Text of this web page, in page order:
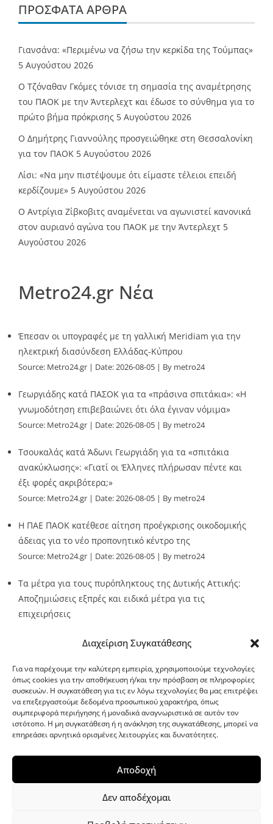
Διαχείριση Συγκατάθεσης
Για να παρέχουμε την καλύτερη εμπειρία, χρησιμοποιούμε τεχνολογίες
όπως cookies για την αποθήκευση ή/και την πρόσβαση σε πληροφορίες
συσκευών. Η συγκατάθεση για τις εν λόγω τεχνολογίες θα μας επιτρέψει
να επεξεργαστούμε δεδομένα προσωπικού χαρακτήρα, όπως
συμπεριφορά περιήγησης ή μοναδικά αναγνωριστικά σε αυτόν τον
ιστότοπο. Η μη συγκατάθεση ή η ανάκληση της συγκατάθεσης, μπορεί να
επηρεάσει αρνητικά ορισμένες λειτουργίες και δυνατότητες.
Αποδοχή
Δεν αποδέχομαι
ΠΡΌΣΦΑΤΑ ΆΡΘΡΑ
Γιανσάνα: «Περιμένω να ζήσω την κερκίδα της Τούμπας»
5 Αυγούστου 2026
Ο Τζόναθαν Γκόμες τόνισε τη σημασία της αναμέτρησης
του ΠΑΟΚ με την Άντερλεχτ και έδωσε το σύνθημα για το
πρώτο βήμα πρόκρισης 5 Αυγούστου 2026
Ο Δημήτρης Γιαννούλης προσγειώθηκε στη Θεσσαλονίκη
για τον ΠΑΟΚ 5 Αυγούστου 2026
Λίσι: «Να μην πιστέψουμε ότι είμαστε τέλειοι επειδή
κερδίζουμε» 5 Αυγούστου 2026
Ο Αντρίγια Ζίβκοβιτς αναμένεται να αγωνιστεί κανονικά
στον αυριανό αγώνα του ΠΑΟΚ με την Άντερλεχτ 5
Αυγούστου 2026
Metro24.gr Νέα
Έπεσαν οι υπογραφές με τη γαλλική Meridiam για την
ηλεκτρική διασύνδεση Ελλάδας-Κύπρου
Source: Metro24.gr Date: 2026-08-05 By metro24
Γεωργιάδης κατά ΠΑΣΟΚ για τα «πράσινα σπιτάκια»: «Η
γνωμοδότηση επιβεβαιώνει ότι όλα έγιναν νόμιμα»
Source: Metro24.gr Date: 2026-08-05 By metro24
Τσουκαλάς κατά Άδωνι Γεωργιάδη για τα «σπιτάκια
ανακύκλωσης»: «Γιατί οι Έλληνες πλήρωσαν πέντε και
έξι φορές ακριβότερα;»
Source: Metro24.gr Date: 2026-08-05 By metro24
Η ΠΑΕ ΠΑΟΚ κατέθεσε αίτηση προέγκρισης οικοδομικής
άδειας για το νέο προπονητικό κέντρο της
Source: Metro24.gr Date: 2026-08-05 By metro24
Τα μέτρα για τους πυρόπληκτους της Δυτικής Αττικής:
Αποζημιώσεις εξπρές και ειδικά μέτρα για τις
επιχειρήσεις
G-point.gr